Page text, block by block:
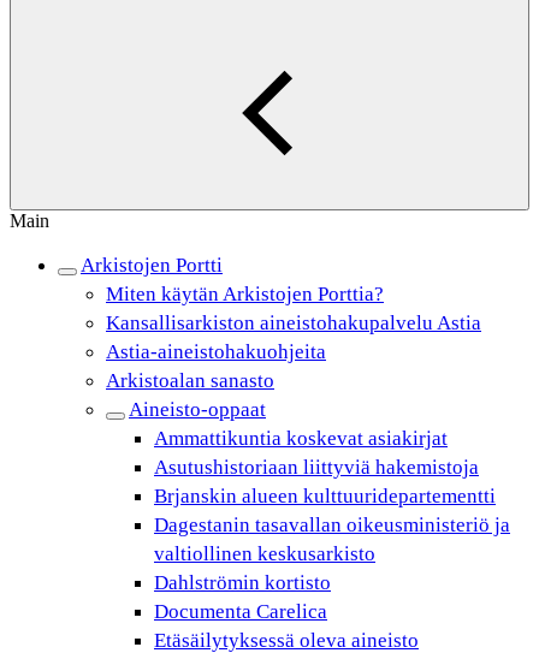
Main
Arkistojen Portti
Miten käytän Arkistojen Porttia?
Kansallisarkiston aineistohakupalvelu Astia
Astia-aineistohakuohjeita
Arkistoalan sanasto
Aineisto-oppaat
Ammattikuntia koskevat asiakirjat
Asutushistoriaan liittyviä hakemistoja
Brjanskin alueen kulttuuridepartementti
Dagestanin tasavallan oikeusministeriö ja
valtiollinen keskusarkisto
Dahlströmin kortisto
Documenta Carelica
Etäsäilytyksessä oleva aineisto